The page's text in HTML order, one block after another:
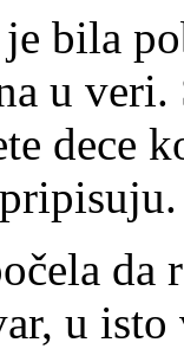
bila
u veri.
dece
da
u